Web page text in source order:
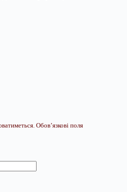
Обов’язкові поля